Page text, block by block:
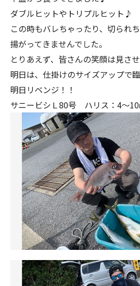
ダブルヒットやトリプルヒット♪
この時もバレちゃったり、切られ
揚がってきませんでした。
とりあえず、皆さんの笑顔は見さ
明日は、仕掛けのサイズアップで
明日リベンジ！！
サニービシＬ80号 ハリス：4～